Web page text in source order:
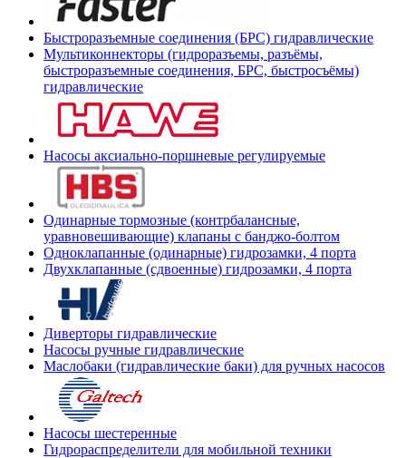
Быстроразъемные соединения (БРС) гидравлические
Мультиконнекторы (гидроразъемы, разъёмы,
быстроразъемные соединения, БРС, быстросъёмы)
гидравлические
Насосы аксиально-поршневые регулируемые
Одинарные тормозные (контрбалансные,
уравновешивающие) клапаны с банджо-болтом
Одноклапанные (одинарные) гидрозамки, 4 порта
Двухклапанные (сдвоенные) гидрозамки, 4 порта
Диверторы гидравлические
Насосы ручные гидравлические
Маслобаки (гидравлические баки) для ручных насосов
Насосы шестеренные
Гидрораспределители для мобильной техники